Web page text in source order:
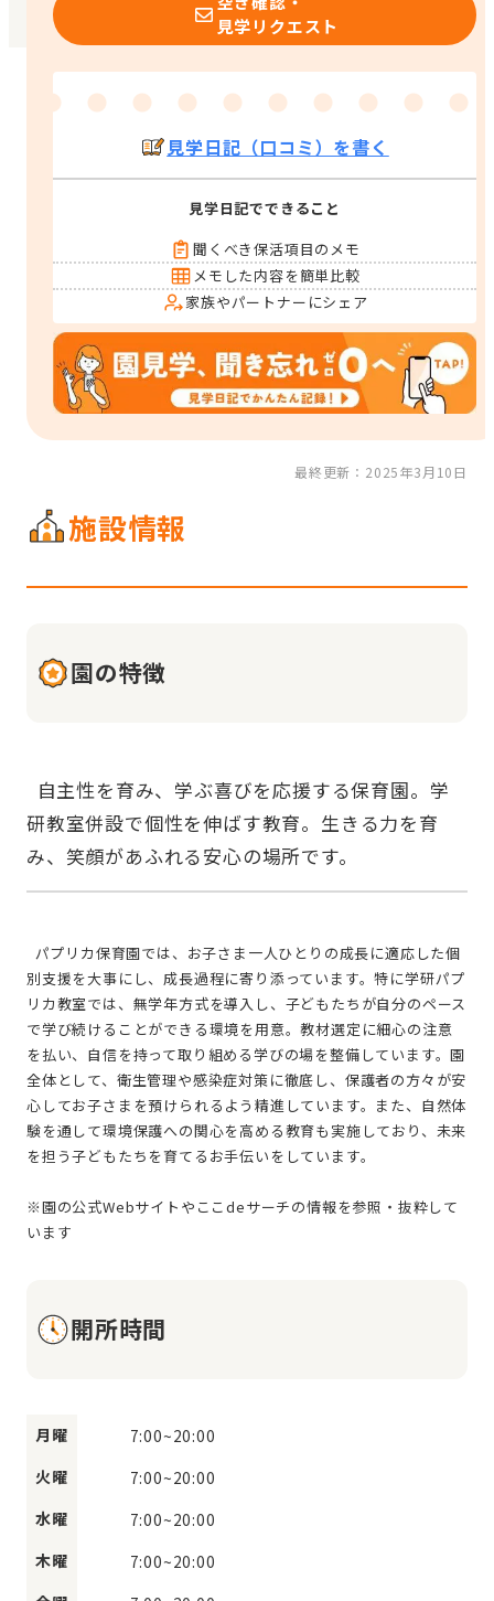
見学リクエスト
見学日記（口コミ）を書く
見学日記でできること
聞くべき保活項目のメモ
メモした内容を簡単比較
家族やパートナーにシェア
最終更新：2025年3月10日
施設情報
園の特徴
研教室併設で個性を伸ばす教育。生きる力を育
別支援を大事にし、成長過程に寄り添っています。特に学研パプ
リカ教室では、無学年方式を導入し、子どもたちが自分のペース
で学び続けることができる環境を用意。教材選定に細心の注意
を払い、自信を持って取り組める学びの場を整備しています。園
全体として、衛生管理や感染症対策に徹底し、保護者の方々が安
心してお子さまを預けられるよう精進しています。また、自然体
験を通して環境保護への関心を高める教育も実施しており、未来
を担う子どもたちを育てるお手伝いをしています。
※園の公式Webサイトやここdeサーチの情報を参照・抜粋して
開所時間
月曜 7:00~20:00
火曜
7:00~20:00
水曜
7:00~20:00
木曜
7:00~20:00